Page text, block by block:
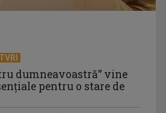
delicioase din Orheiul Vechi
TVRI
dumneavoastră” vine
pentru o stare de